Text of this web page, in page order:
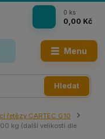
Menu
Hledat
0 ks
0,00 Kč
řetězy CARTEC G10
kg (další velikosti dle